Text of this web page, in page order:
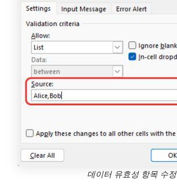
데이터 유효성 항목 수정